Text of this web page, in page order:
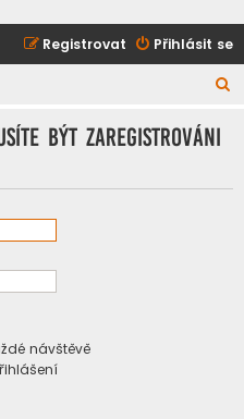
Přihlásit se
Registrovat
být zaregistrováni
návštěvě